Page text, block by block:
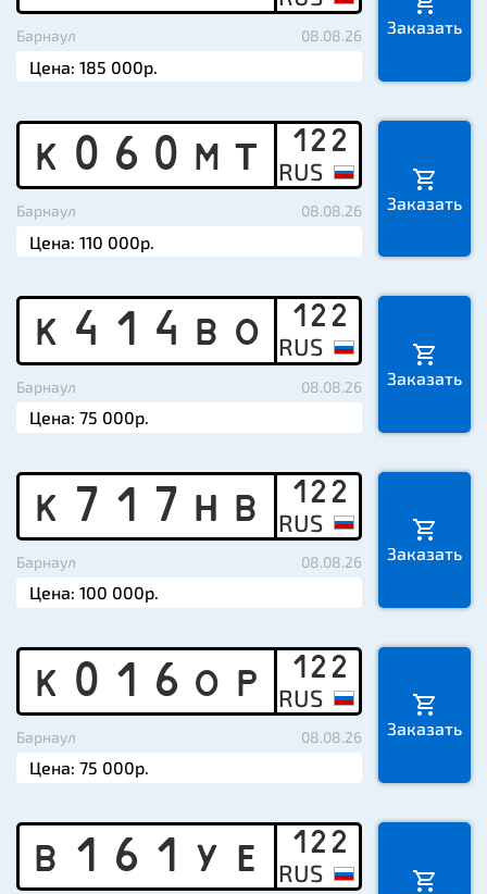
Барнаул 08.08.26 Заказать
K 0 6 0 M T 122
Барнаул 08.08.26 Заказать
K 4 1 4 B O 122
Барнаул 08.08.26 Заказать
K 7 1 7 H B 122
Барнаул 08.08.26 Заказать
K 0 1 6 O P 122
Барнаул 08.08.26 Заказать
B 1 6 1 Y E 122